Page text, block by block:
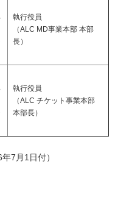
執行役員
（ALC MD事業本部 本部
長）
執行役員
（ALC チケット事業本部
本部長）
年7月1日付）